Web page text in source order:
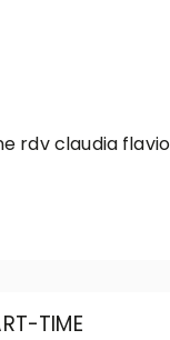
rdv claudia flavio
TIME